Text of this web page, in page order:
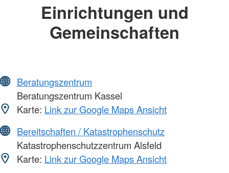
Einrichtungen und
Gemeinschaften
Beratungszentrum
Beratungszentrum Kassel
Karte: Link zur Google Maps Ansicht
Bereitschaften / Katastrophenschutz
Katastrophenschutzzentrum Alsfeld
Karte: Link zur Google Maps Ansicht